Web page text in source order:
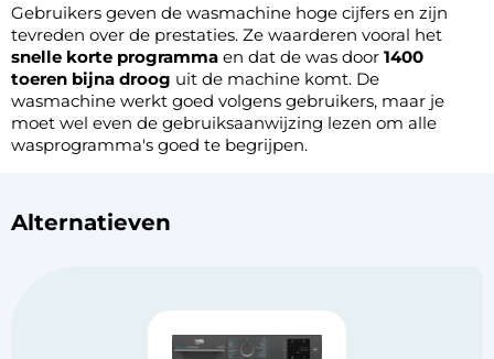
Gebruikers geven de wasmachine hoge cijfers en zijn
tevreden over de prestaties. Ze waarderen vooral het
snelle korte programma en dat de was door 1400
toeren bijna droog uit de machine komt. De
wasmachine werkt goed volgens gebruikers, maar je
moet wel even de gebruiksaanwijzing lezen om alle
wasprogramma's goed te begrijpen.
Alternatieven